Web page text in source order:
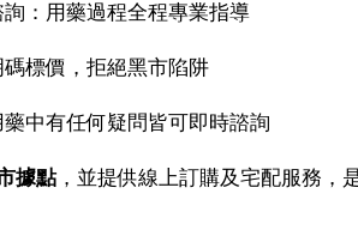
：用藥過程全程專業指導
標價，拒絕黑市陷阱
中有任何疑問皆可即時諮詢
據點，並提供線上訂購及宅配服務，